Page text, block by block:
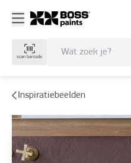
scan barcode
Inspiratiebeelden